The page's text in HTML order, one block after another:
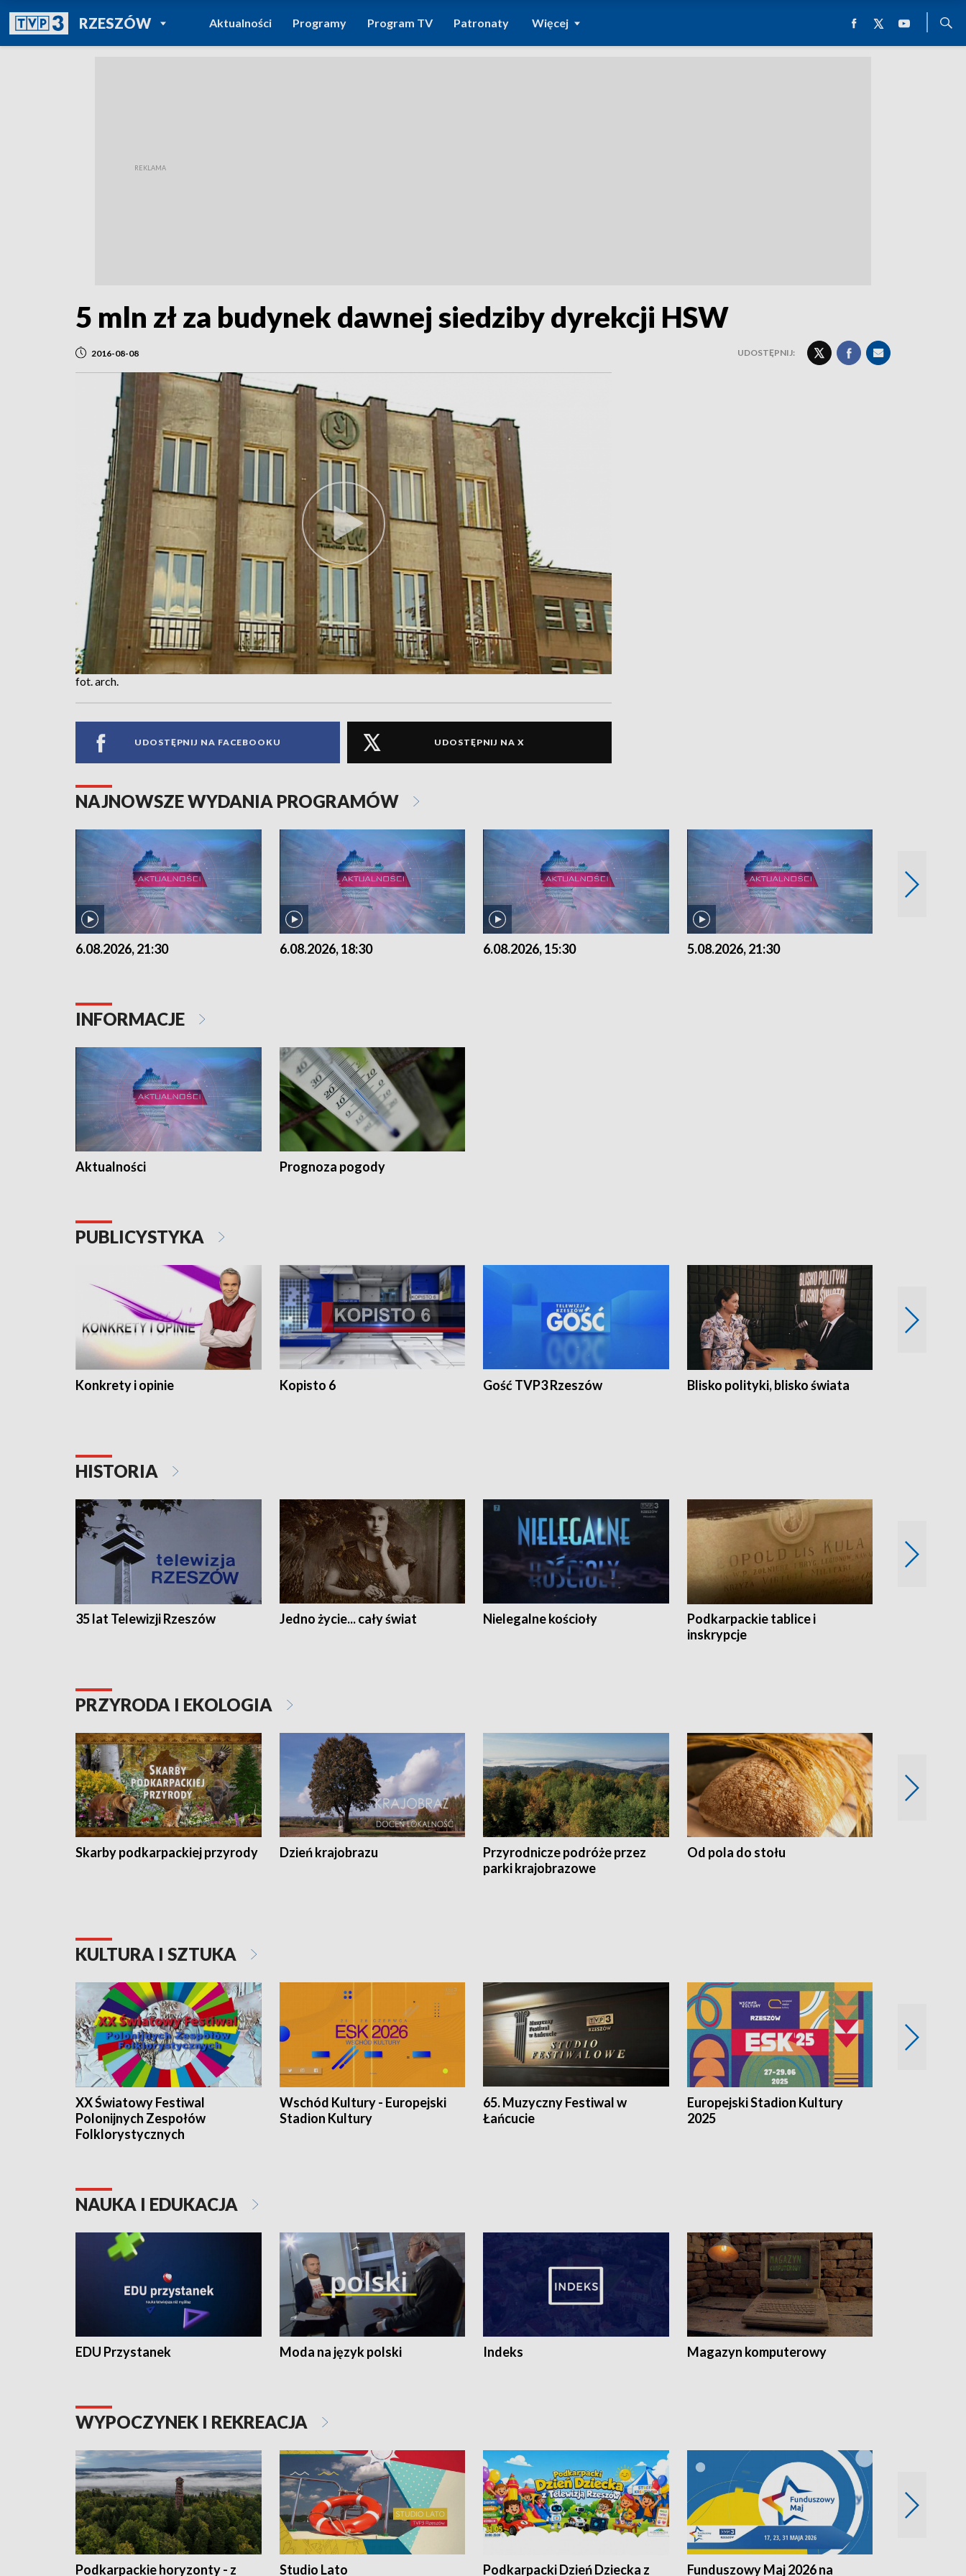
RZESZÓWPOWRÓT DO
TVP REGIONY
Aktualności Programy Program TV Patronaty Więcej
5 mln zł za budynek dawnej siedziby dyrekcji HSW
2016-08-08 UDOSTĘPNIJ:
fot. arch.
UDOSTĘPNIJ NA FACEBOOKU UDOSTĘPNIJ NA X
NAJNOWSZE WYDANIA PROGRAMÓW
6.08.2026, 21:30 6.08.2026, 18:30 6.08.2026, 15:30 5.08.2026, 21:30
INFORMACJE
Aktualności Prognoza pogody
PUBLICYSTYKA
Konkrety i opinie Kopisto 6 Gość TVP3 Rzeszów Blisko polityki, blisko świata
HISTORIA
35 lat Telewizji Rzeszów Jedno życie... cały świat Nielegalne kościoły
Podkarpackie tablice i
inskrypcje
PRZYRODA I EKOLOGIA
Skarby podkarpackiej przyrody Dzień krajobrazu
Przyrodnicze podróże przez
parki krajobrazowe
Od pola do stołu
KULTURA I SZTUKA
XX Światowy Festiwal
Polonijnych Zespołów
Folklorystycznych
Wschód Kultury - Europejski
Stadion Kultury
65. Muzyczny Festiwal w
Łańcucie
Europejski Stadion Kultury
2025
NAUKA I EDUKACJA
EDU Przystanek Moda na język polski Indeks Magazyn komputerowy
WYPOCZYNEK I REKREACJA
Podkarpackie horyzonty - z Studio Lato Podkarpacki Dzień Dziecka z Funduszowy Maj 2026 na